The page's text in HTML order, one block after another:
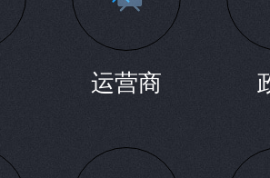
运营商